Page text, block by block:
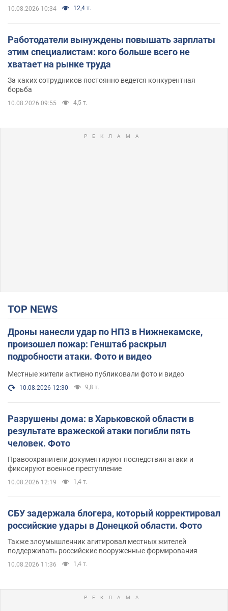
10.08.2026 10:34 12,4 т.
Работодатели вынуждены повышать зарплаты
этим специалистам: кого больше всего не
хватает на рынке труда
За каких сотрудников постоянно ведется конкурентная
борьба
10.08.2026 09:55 4,5 т.
TOP NEWS
Дроны нанесли удар по НПЗ в Нижнекамске,
произошел пожар: Генштаб раскрыл
подробности атаки. Фото и видео
Местные жители активно публиковали фото и видео
10.08.2026 12:30 9,8 т.
Разрушены дома: в Харьковской области в
результате вражеской атаки погибли пять
человек. Фото
Правоохранители документируют последствия атаки и
фиксируют военное преступление
10.08.2026 12:19 1,4 т.
СБУ задержала блогера, который корректировал
российские удары в Донецкой области. Фото
Также злоумышленник агитировал местных жителей
поддерживать российские вооруженные формирования
10.08.2026 11:36 1,4 т.